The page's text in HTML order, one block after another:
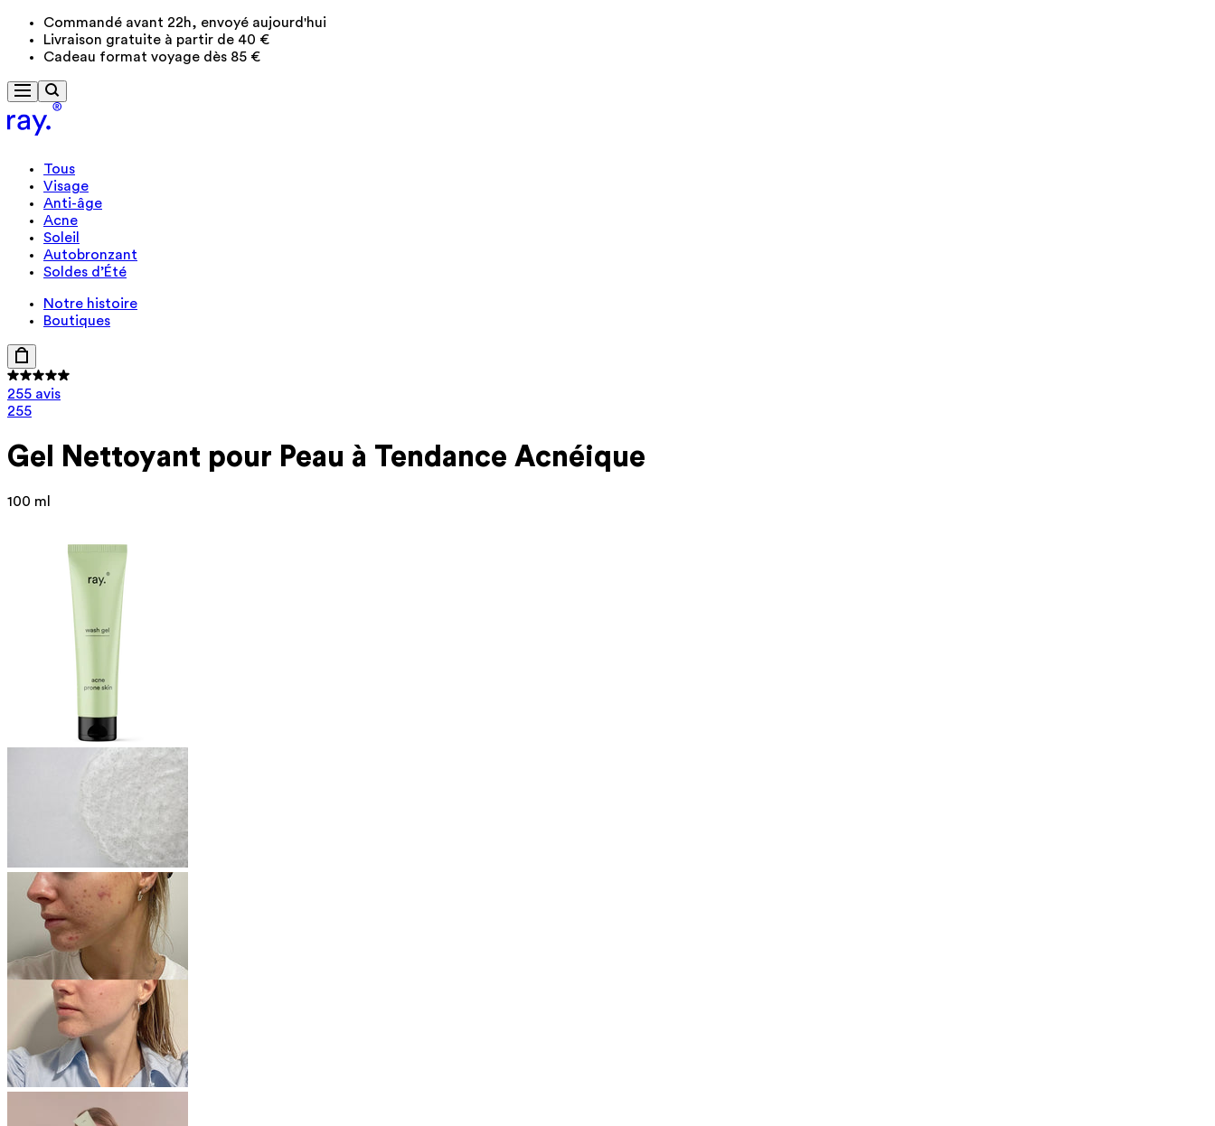
Commandé avant 22h, envoyé aujourd'hui
Livraison gratuite à partir de 40 €
Cadeau format voyage dès 85 €
Tous
Visage
Anti-âge
Acne
Soleil
Autobronzant
Soldes d’Été
Notre histoire
Boutiques
255 avis
255
Gel Nettoyant pour Peau à Tendance Acnéique
100 ml